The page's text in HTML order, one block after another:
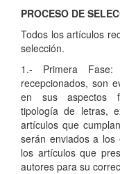
PROCESO DE
Todos los artículos
selección.
1.- Primera
recepcionados, son
en sus aspectos
tipología de letras,
artículos que
serán enviados a los
los artículos que
autores para su